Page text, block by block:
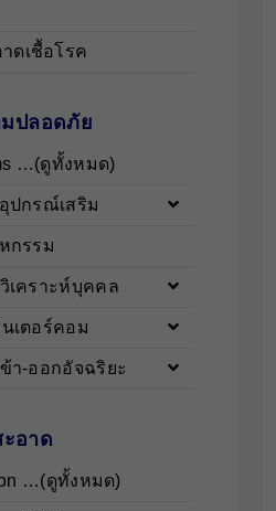
ดเชื้อโรค
ปลอดภัย
…(ดูทั้งหมด)
ปกรณ์เสริม
กรรม
เคราะห์บุคคล
เตอร์คอม
า-ออกอัจฉริยะ
อาด
…(ดูทั้งหมด)